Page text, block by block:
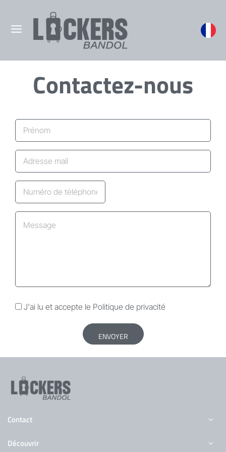
Contactez-nous
J'ai lu et accepte le Politique de privacité
ENVOYER
Contact
Découvrir